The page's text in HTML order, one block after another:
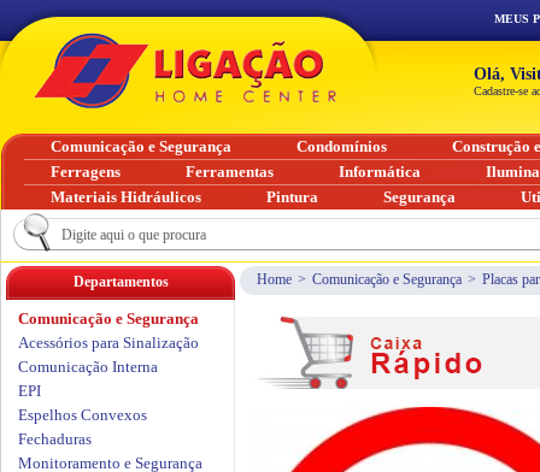
Home > Comunicação e Segurança > Placas
Departamentos
Comunicação e Segurança
Acessórios para Sinalização
Comunicação Interna
EPI
Espelhos Convexos
Fechaduras
Monitoramento e Segurança
MEUS
Olá,
Cadastre-se
Comunicação e Segurança Condomínios
Construção
Ferragens
Ferramentas Informática
Materiais Hidráulicos
Pintura Segurança